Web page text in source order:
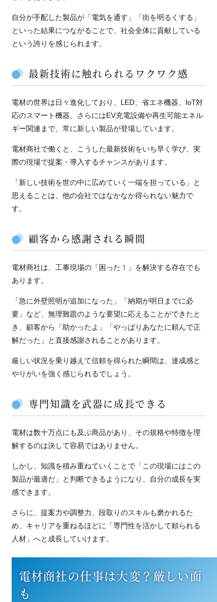
自分が手配した製品が「電気を通す」「街を明るくする」
といった結果につながることで、社会全体に貢献している
という誇りを感じられます。
最新技術に触れられるワクワク感
電材の世界は日々進化しており、LED、省エネ機器、IoT対
応のスマート機器、さらにはEV充電設備や再生可能エネル
ギー関連まで、常に新しい製品が登場しています。
電材商社で働くと、こうした最新技術をいち早く学び、実
際の現場で提案・導入するチャンスがあります。
「新しい技術を世の中に広めていく一端を担っている」と
思えることは、他の会社ではなかなか得られない魅力で
す。
顧客から感謝される瞬間
電材商社は、工事現場の「困った！」を解決する存在でも
あります。
「急に外壁照明が追加になった」「納期が明日までに必
要」など、無理難題のような要望に応えることができたと
き、顧客から「助かったよ」「やっぱりあなたに頼んで正
解だった」と直接感謝されることがあります。
厳しい状況を乗り越えて信頼を得られた瞬間は、達成感と
やりがいを強く感じられるでしょう。
専門知識を武器に成長できる
電材は数十万点にも及ぶ商品があり、その規格や特徴を理
解するのは決して容易ではありません。
しかし、知識を積み重ねていくことで「この現場にはこの
製品が最適だ」と判断できるようになり、自分の成長を実
感できます。
さらに、提案力や調整力、段取りのスキルも磨かれるた
め、キャリアを重ねるほどに「専門性を活かして頼られる
人材」へと成長していけます。
電材商社の仕事は大変？厳しい面
も